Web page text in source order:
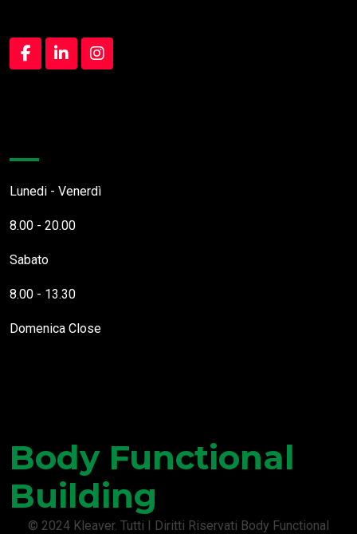
Lunedi - Venerdì
8.00 - 20.00
Sabato
8.00 - 13.30
Domenica Close
Body Functional
Building
© 2024 Kleaver. Tutti I Diritti Riservati Body Functional
come interagisci con esso, in modo da poterti offrire
un'esperienza utente migliorata e personalizzata (profilazione). É
possibile accettare le attività di profilazione tramite cookies di
terze parti solo previo rilascio del consenso. Per maggiori
informazioni leggere la cookie policy.
Puoi trovare altre informazioni riguardo a quali cookie usiamo sul